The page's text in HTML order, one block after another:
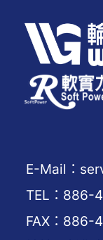
E-Mail：
TEL：886-
FAX：886-